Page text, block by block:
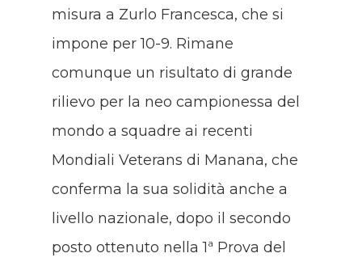
misura a Zurlo Francesca, che si
impone per 10-9. Rimane
comunque un risultato di grande
rilievo per la neo campionessa del
mondo a squadre ai recenti
Mondiali Veterans di Manana, che
conferma la sua solidità anche a
livello nazionale, dopo il secondo
posto ottenuto nella 1ª Prova del